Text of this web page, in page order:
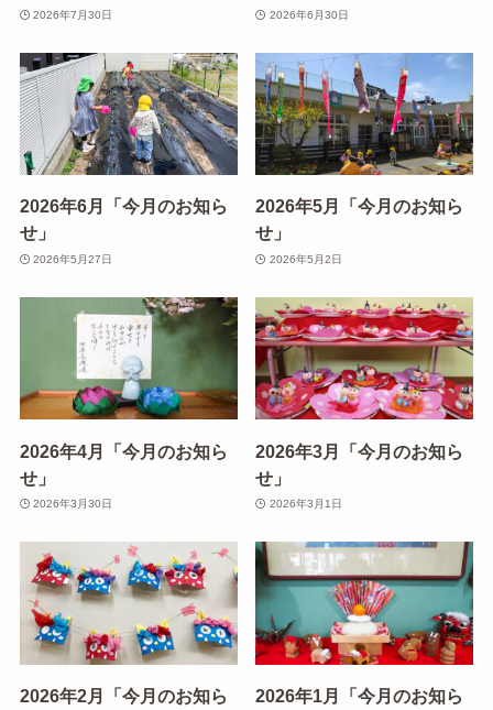
2026年7月30日 2026年6月30日
2026年6月「今月のお知ら
せ」
2026年5月27日
2026年5月「今月のお知ら
せ」
2026年5月2日
2026年4月「今月のお知ら
せ」
2026年3月30日
2026年3月「今月のお知ら
せ」
2026年3月1日
2026年2月「今月のお知ら
2026年1月「今月のお知ら